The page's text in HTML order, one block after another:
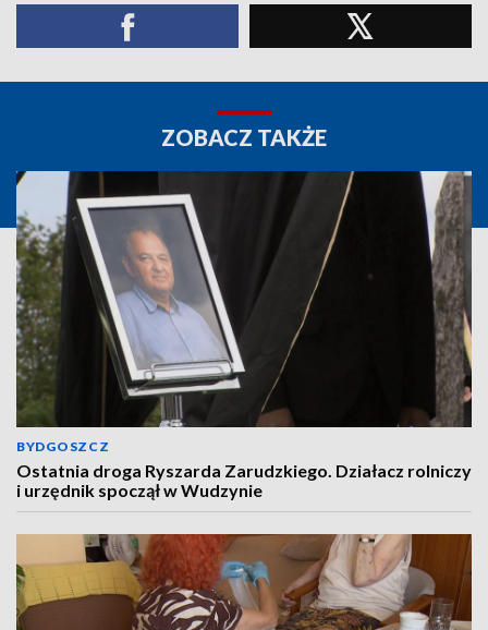
ZOBACZ TAKŻE
BYDGOSZCZ
Ostatnia droga Ryszarda Zarudzkiego. Działacz rolniczy
i urzędnik spoczął w Wudzynie